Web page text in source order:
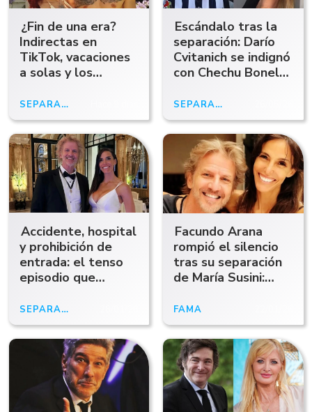
¿Fin de una era?
Indirectas en
TikTok, vacaciones
a solas y los
detalles detrás de
la ruptura de La
Joaqui y Luck Ra
SEPARADOS
Escándalo tras la
separación: Darío
Cvitanich se indignó
con Chechu Bonelli
que regaló a la
perra familiar
SEPARADOS
Accidente, hospital
y prohibición de
entrada: el tenso
episodio que
de Facundo Arana y
María Susini
SEPARADOS
Facundo Arana
rompió el silencio
tras su separación
de María Susini:
vueltas, como toda
familia"
FAMA